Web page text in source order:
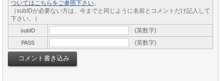
ついてはこちらをご参照下さい。
（subIDが必要ない方は、今までと同じように名前とコメントだけ記入して
下さい。）
subID (英数字)
PASS (英数字)